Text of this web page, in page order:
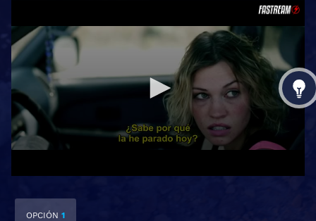
OPCIÓN 1